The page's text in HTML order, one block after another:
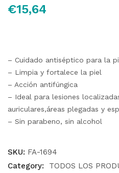
con 4.32
de
5 en base
€15,64
– Cuidado antiséptico para la
– Limpia y fortalece la piel
– Acción antifúngica
– Ideal para lesiones
auriculares,áreas plegadas y
– Sin parabeno, sin alcohol
SKU: FA-1694
Category:
TODOS LOS